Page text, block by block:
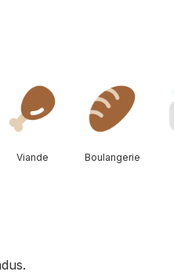
Viande Boulangerie